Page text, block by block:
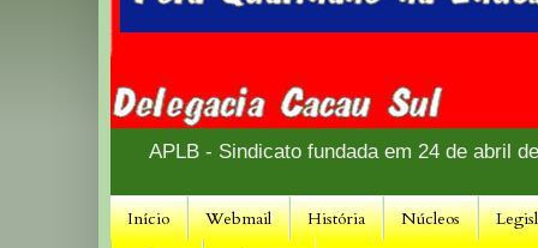
APLB - Sindicato fundada em 24 de abril
Início Webmail História Núcleos